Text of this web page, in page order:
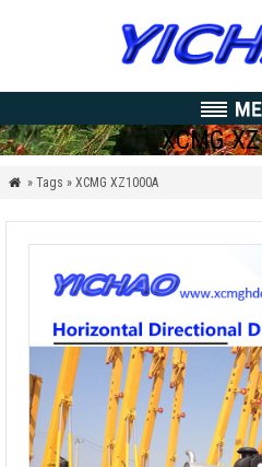
XCMG
 » Tags » XCMG XZ1000A